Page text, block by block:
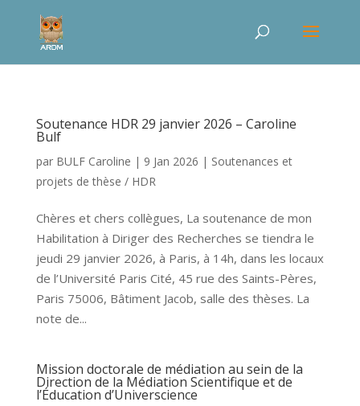
Soutenance HDR 29 janvier 2026 – Caroline
Bulf
par BULF Caroline | 9 Jan 2026 | Soutenances et
projets de thèse / HDR
Chères et chers collègues, La soutenance de mon
Habilitation à Diriger des Recherches se tiendra le
jeudi 29 janvier 2026, à Paris, à 14h, dans les locaux
de l’Université Paris Cité, 45 rue des Saints-Pères,
Paris 75006, Bâtiment Jacob, salle des thèses. La
note de...
Mission doctorale de médiation au sein de la
Direction de la Médiation Scientifique et de
l’Éducation d’Universcience